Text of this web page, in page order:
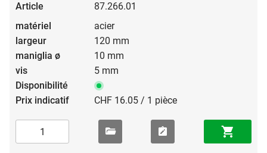
87.266.01
acier
120 mm
10 mm
5 mm
CHF 16.05 / 1 pièce